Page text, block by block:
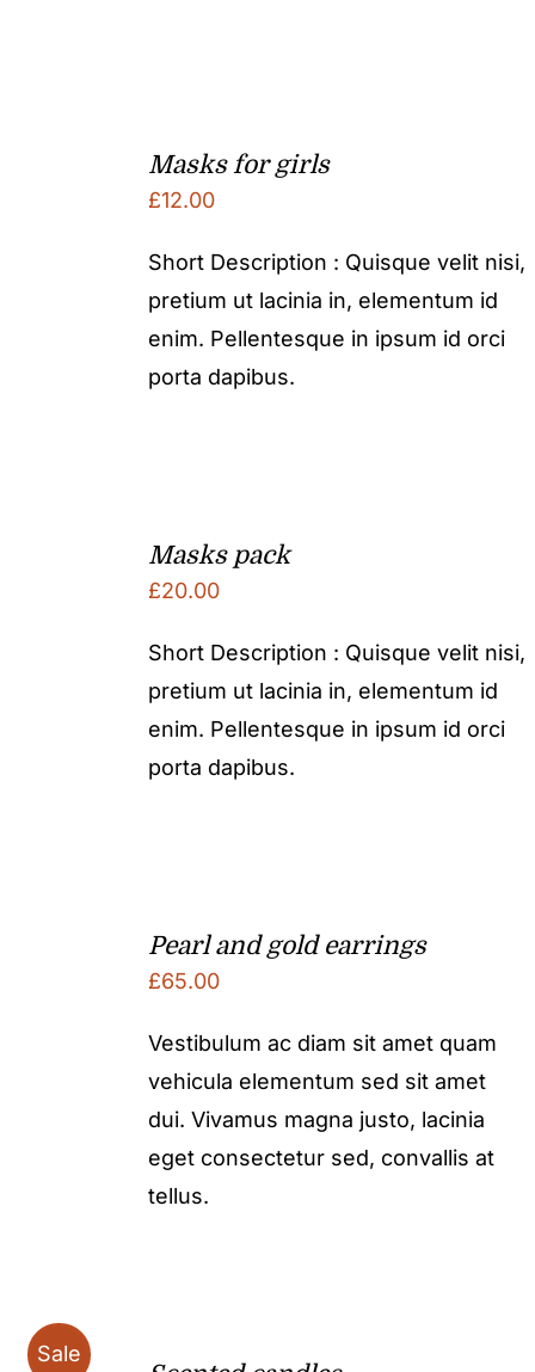
Masks for girls
£12.00
Short Description : Quisque velit nisi,
pretium ut lacinia in, elementum id
enim. Pellentesque in ipsum id orci
porta dapibus.
Masks pack
£20.00
Short Description : Quisque velit nisi,
pretium ut lacinia in, elementum id
enim. Pellentesque in ipsum id orci
porta dapibus.
Pearl and gold earrings
£65.00
Vestibulum ac diam sit amet quam
vehicula elementum sed sit amet
dui. Vivamus magna justo, lacinia
eget consectetur sed, convallis at
tellus.
Sale